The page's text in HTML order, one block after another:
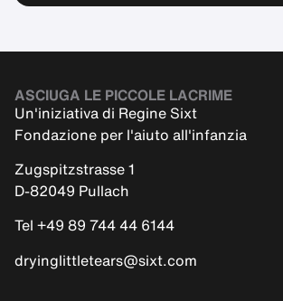
ASCIUGA LE PICCOLE LACRIME
Un'iniziativa di Regine Sixt
Fondazione per l'aiuto all'infanzia
Zugspitzstrasse 1
D-82049 Pullach
Tel +49 89 744 44 6144
dryinglittletears@sixt.com